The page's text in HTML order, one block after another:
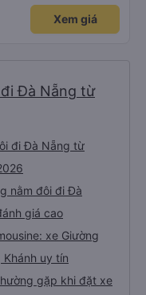
Xem giá
Đà Nẵng từ
đi Đà Nẵng từ
nằm đôi đi Đà
giá cao
xe Giường
uy tín
gặp khi đặt xe